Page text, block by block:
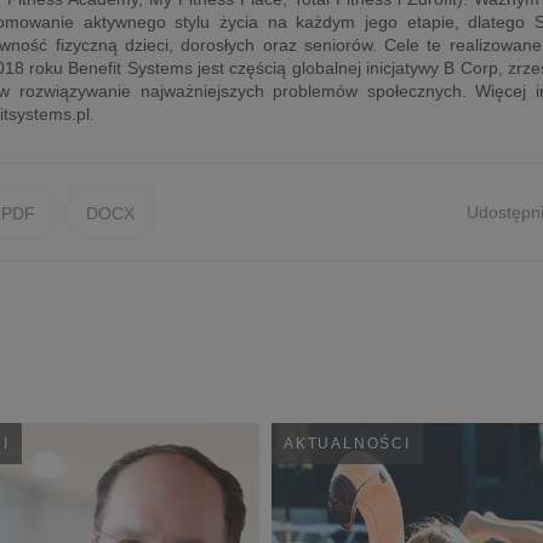
aktywnego stylu życia na każdym jego etapie, dlatego
fizyczną dzieci, dorosłych oraz seniorów. Cele te
roku Benefit Systems jest częścią globalnej inicjatywy B Corp,
rozwiązywanie najważniejszych problemów społecznych.
PDF DOCX
AKTUALNOŚCI